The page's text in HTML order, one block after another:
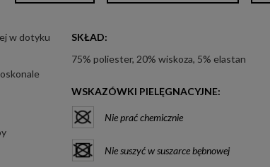
w dotyku
SKŁAD:
75% poliester, 20% wiskoza, 5% elastan
WSKAZÓWKI PIELĘGNACYJNE:
Nie prać chemicznie
Nie suszyć w suszarce bębnowej